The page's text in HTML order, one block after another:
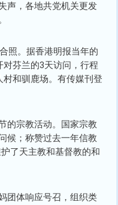
声，各地共党机关更发
照。据香港明报当年的
芬兰的3天访问，行程
和驯鹿场。有传媒刊登
的宗教活动。国家宗教
候；称赞过去一年信教
了天主教和基督教的和
团体响应号召，组织类